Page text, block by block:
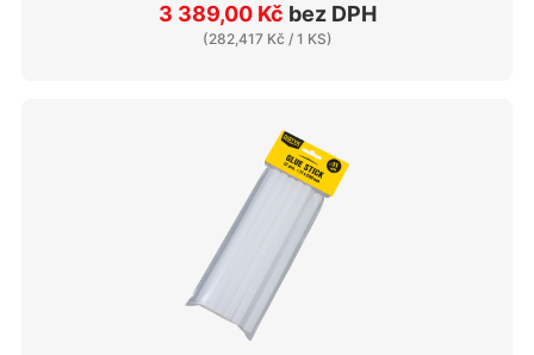
3 389,00 Kč bez DPH
(282,417 Kč / 1 KS)